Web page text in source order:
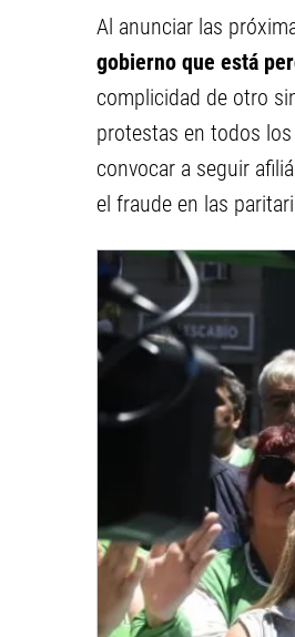
Al anunciar las
gobierno que está
complicidad de otro
protestas en todos
convocar a seguir
el fraude en las